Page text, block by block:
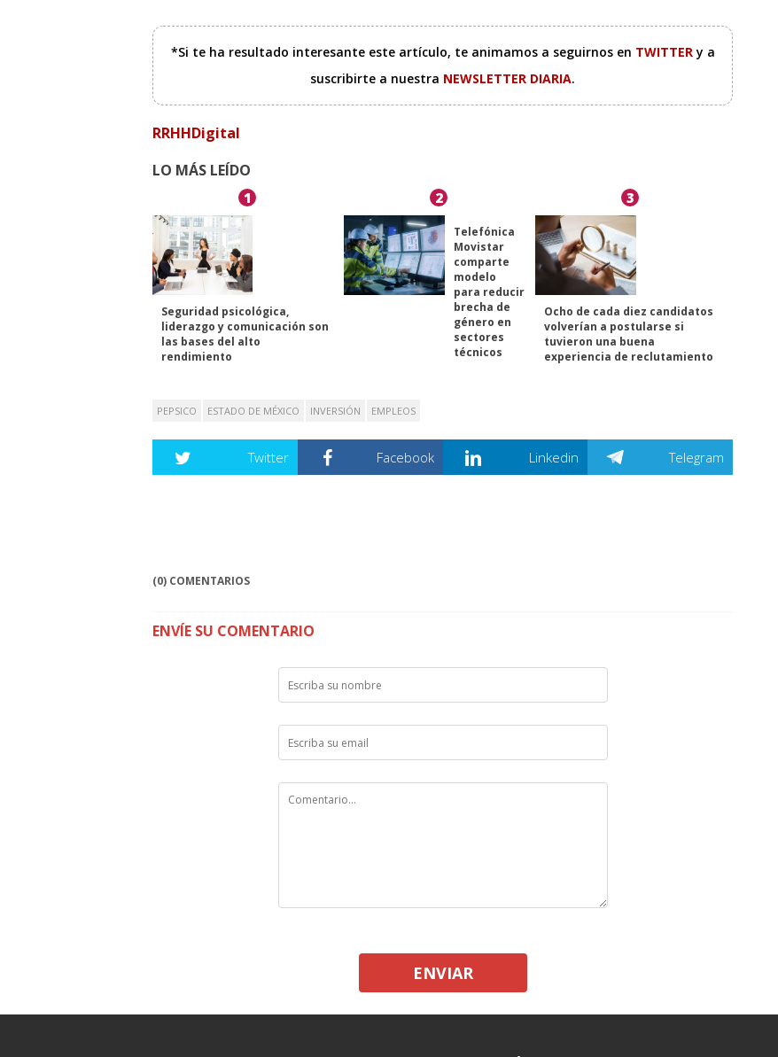
*Si te ha resultado interesante este artículo, te animamos a seguirnos en TWITTERy a
suscribirte a nuestra NEWSLETTER DIARIA.
RRHHDigital
LO MÁS LEÍDO
1
Seguridad psicológica,
liderazgo y comunicación son
las bases del alto
rendimiento
2
Telefónica
Movistar
comparte
modelo
para reducir
brecha de
género en
sectores
técnicos
3
Ocho de cada diez candidatos
volverían a postularse si
tuvieron una buena
experiencia de reclutamiento
PEPSICO ESTADO DE MÉXICO INVERSIÓN EMPLEOS
Twitter Facebook Linkedin Telegram
(0) COMENTARIOS
ENVÍE SU COMENTARIO
ENVIAR